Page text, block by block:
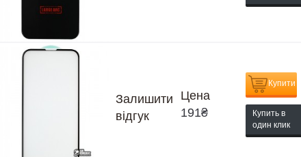
Залишити
відгук
Цена
191₴
Купити
Купить в
один клик